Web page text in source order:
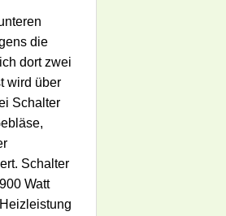
die
dort zwei
wird über
Schalter
Schalter
Watt